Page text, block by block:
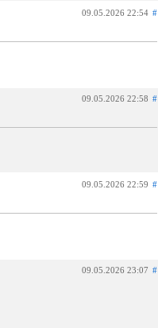
09.05.2026 22:54 #
09.05.2026 22:58 #
09.05.2026 22:59 #
09.05.2026 23:07 #